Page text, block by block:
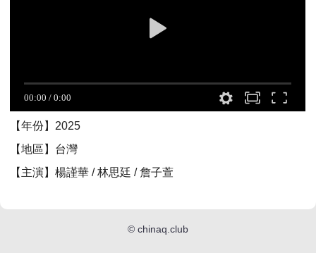
【年份】2025
【地區】台灣
【主演】楊謹華 / 林思廷 / 詹子萱
© chinaq.club